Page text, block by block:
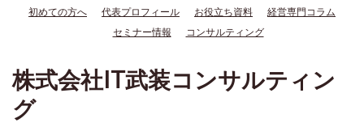
初めての方へ 代表プロフィール お役立ち資料
経営専門コラム
セミナー情報
コンサルティング
株式会社IT武装コンサルティン
グ